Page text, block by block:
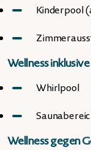
Kinderpool
Wellness inklusive
Whirlpool
Wellness gegen